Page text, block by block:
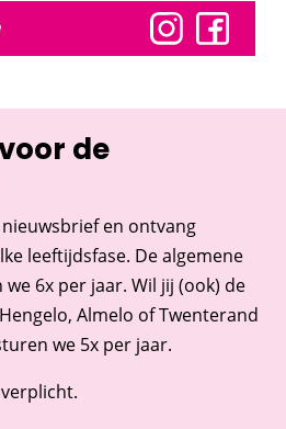
de
en ontvang
leeftijdsfase. De algemene
6x per jaar. Wil jij (ook) de
Almelo of Twenterand
we 5x per jaar.